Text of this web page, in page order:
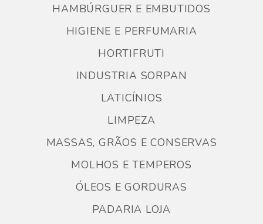
HAMBÚRGUER E EMBUTIDOS
HIGIENE E PERFUMARIA
HORTIFRUTI
INDUSTRIA SORPAN
LATICÍNIOS
LIMPEZA
MASSAS, GRÃOS E CONSERVAS
MOLHOS E TEMPEROS
ÓLEOS E GORDURAS
PADARIA LOJA